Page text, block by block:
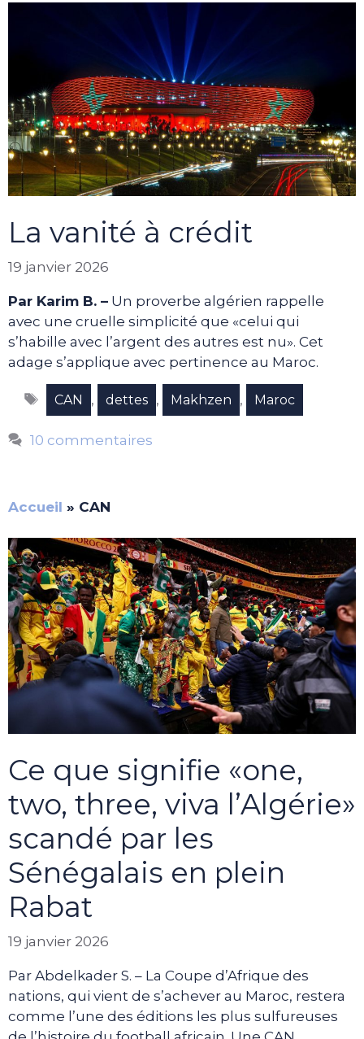
La vanité à crédit
19 janvier 2026
Par Karim B. – Un proverbe algérien rappelle
avec une cruelle simplicité que «celui qui
s’habille avec l’argent des autres est nu». Cet
adage s’applique avec pertinence au Maroc.
Étiquettes
CAN , dettes , Makhzen , Maroc
10 commentaires
Accueil » CAN
Ce que signifie «one,
two, three, viva l’Algérie»
scandé par les
Sénégalais en plein
Rabat
19 janvier 2026
Par Abdelkader S. – La Coupe d’Afrique des
nations, qui vient de s’achever au Maroc, restera
comme l’une des éditions les plus sulfureuses